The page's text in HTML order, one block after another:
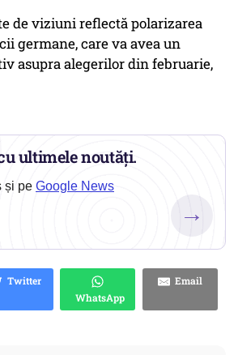
de viziuni reflectă polarizarea
germane, care va avea un
asupra alegerilor din februarie,
ultimele noutăți.
și pe Google News
→
Twitter
WhatsApp
Email